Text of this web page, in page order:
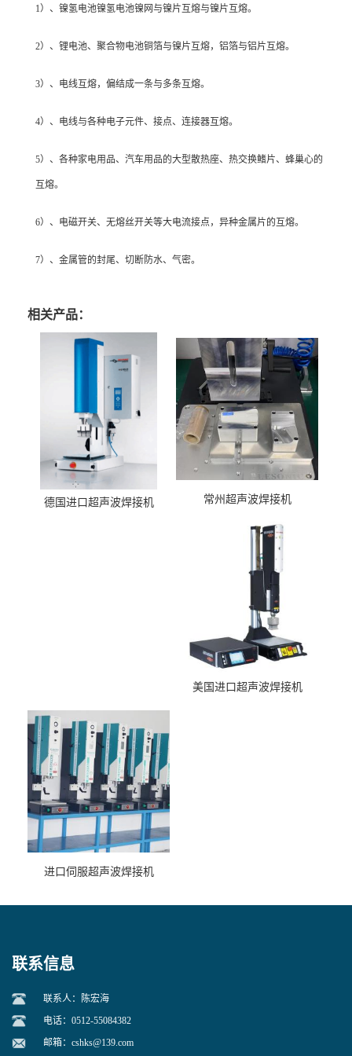
1）、镍氢电池镍氢电池镍网与镍片互熔与镍片互熔。
2）、锂电池、聚合物电池铜箔与镍片互熔，铝箔与铝片互熔。
3）、电线互熔，偏结成一条与多条互熔。
4）、电线与各种电子元件、接点、连接器互熔。
5）、各种家电用品、汽车用品的大型散热座、热交换鳍片、蜂巢心的
互熔。
6）、电磁开关、无熔丝开关等大电流接点，异种金属片的互熔。
7）、金属管的封尾、切断防水、气密。
相关产品：
德国进口超声波焊接机 常州超声波焊接机
美国进口超声波焊接机
进口伺服超声波焊接机
联系信息
联系人：陈宏海
电话：0512-55084382
邮箱： cshks@139.com